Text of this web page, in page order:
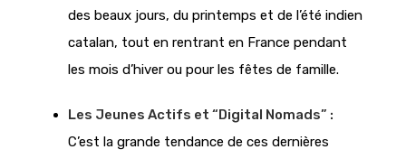
des beaux jours, du printemps et de l’été indien
catalan, tout en rentrant en France pendant
les mois d’hiver ou pour les fêtes de famille.
Les Jeunes Actifs et “Digital Nomads” :
C’est la grande tendance de ces dernières